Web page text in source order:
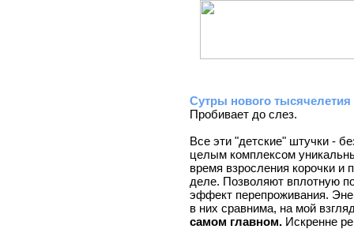
Сутры нового тысячелетия
Пробивает до слез.
Все эти "детские" штучки -
целым комплексом
время взросления корочки и
деле. Позволяют вплотную
эффект перепроживания.
в них сравнима, на мой
самом главном. Искренне